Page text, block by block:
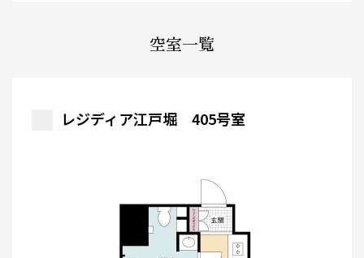
空室一覧
レジディア江戸堀 405号室